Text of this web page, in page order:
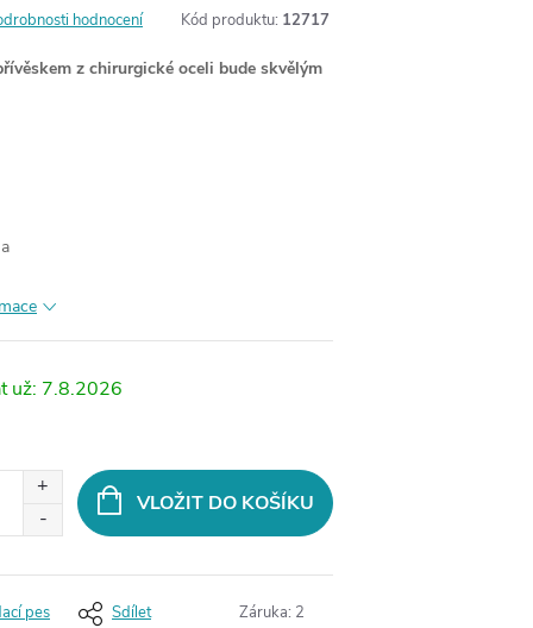
hodnocení Kód produktu: 12717
z chirurgické oceli bude skvělým
7.8.2026
VLOŽIT DO KOŠÍKU
pes Sdílet Záruka: 2